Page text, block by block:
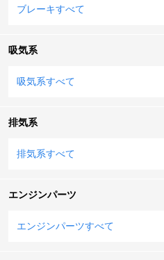
ブレーキすべて
吸気系
吸気系すべて
排気系
排気系すべて
エンジンパーツ
エンジンパーツすべて